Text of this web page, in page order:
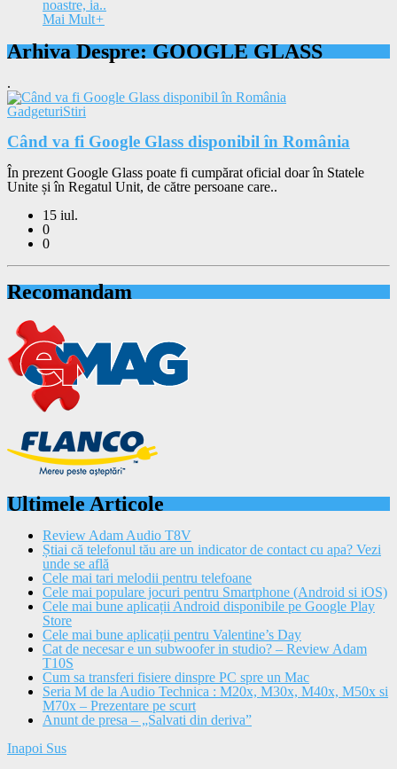
noastre, ia..
Mai Mult+
Arhiva Despre: GOOGLE GLASS
.
GadgeturiStiri
Când va fi Google Glass disponibil în România
În prezent Google Glass poate fi cumpărat oficial doar în Statele
Unite și în Regatul Unit, de către persoane care..
15 iul.
0
0
Recomandam
Ultimele Articole
Review Adam Audio T8V
Știai că telefonul tău are un indicator de contact cu apa? Vezi
unde se află
Cele mai tari melodii pentru telefoane
Cele mai populare jocuri pentru Smartphone (Android si iOS)
Cele mai bune aplicații Android disponibile pe Google Play
Store
Cele mai bune aplicații pentru Valentine’s Day
Cat de necesar e un subwoofer in studio? – Review Adam
T10S
Cum sa transferi fisiere dinspre PC spre un Mac
Seria M de la Audio Technica : M20x, M30x, M40x, M50x si
M70x – Prezentare pe scurt
Anunt de presa – „Salvati din deriva”
Inapoi Sus